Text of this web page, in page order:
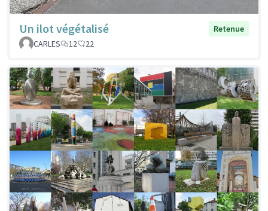
Un ilot végétalisé
Retenue
CARLES
12 22